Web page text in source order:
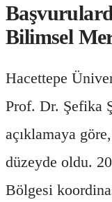
Bilimsel
Hacettepe
Prof. Dr. Şefika
açıklamaya
düzeyde oldu.
Bölgesi